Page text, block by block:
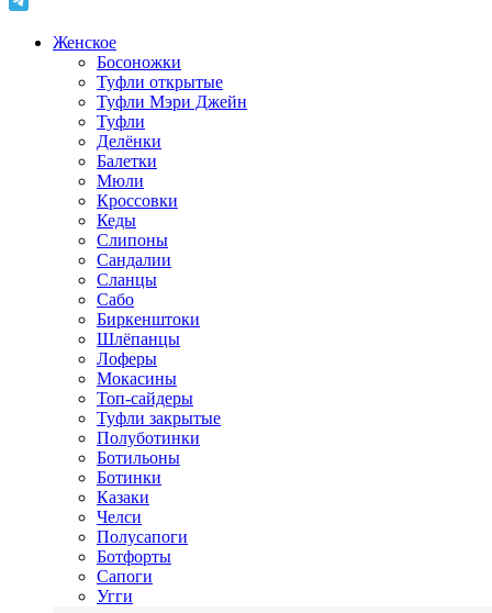
Женское
Босоножки
Туфли открытые
Туфли Мэри Джейн
Туфли
Делёнки
Балетки
Мюли
Кроссовки
Кеды
Слипоны
Сандалии
Сланцы
Сабо
Биркенштоки
Шлёпанцы
Лоферы
Мокасины
Топ-сайдеры
Туфли закрытые
Полуботинки
Ботильоны
Ботинки
Казаки
Челси
Полусапоги
Ботфорты
Сапоги
Угги